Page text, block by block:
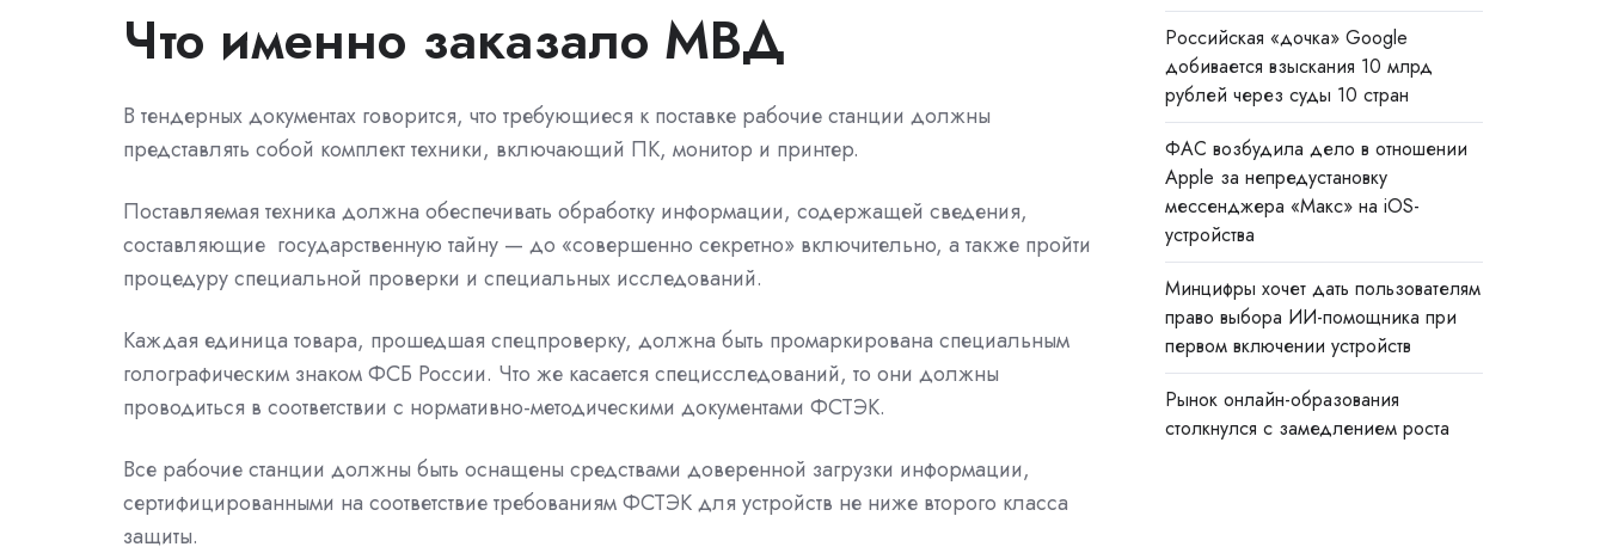
Что именно заказало МВД
В тендерных документах говорится, что требующиеся к поставке рабочие станции должны
представлять собой комплект техники, включающий ПК, монитор и принтер.
Поставляемая техника должна обеспечивать обработку информации, содержащей сведения,
составляющие государственную тайну — до «совершенно секретно» включительно, а также пройти
процедуру специальной проверки и специальных исследований.
Каждая единица товара, прошедшая спецпроверку, должна быть промаркирована специальным
голографическим знакомФСБ России. Что же касается специсследований, то они должны
проводиться в соответствии с нормативно-методическими документами ФСТЭК.
Все рабочие станции должны быть оснащены средствами доверенной загрузки информации,
сертифицированными на соответствие требованиямФСТЭКдля устройств не ниже второго класса
защиты.
Российская «дочка» Google
добивается взыскания 10 млрд
рублей через суды 10 стран
ФАС возбудила дело в отношении
Apple за непредустановку
мессенджера «Макс» на iOS-
устройства
Минцифры хочет дать пользователям
право выбора ИИ-помощника при
первом включении устройств
Рынок онлайн-образования
столкнулся с замедлением роста